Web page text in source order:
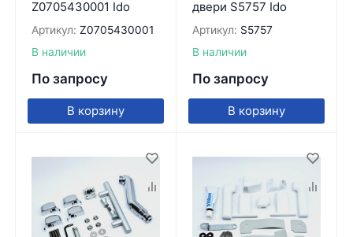
Z0705430001 Ido
Артикул: Z0705430001
В наличии
По запросу
В корзину
двери S5757 Ido
Артикул: S5757
В наличии
По запросу
В корзину